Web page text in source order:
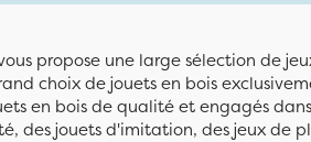
propose une large sélection de
choix de jouets en bois
en bois de qualité et engagés
des jouets d'imitation, des jeux de